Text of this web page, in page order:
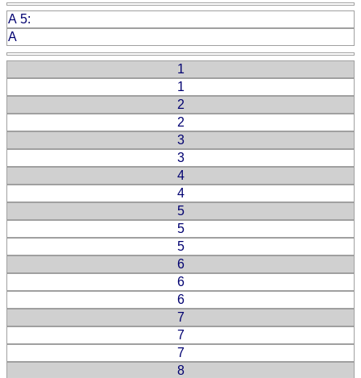
A 5:
A
1
1
2
2
3
3
4
4
5
5
5
6
6
6
7
7
7
8